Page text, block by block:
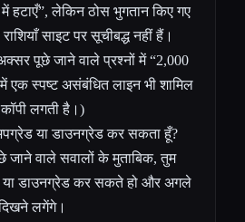
हटाएँ”, लेकिन ठोस भुगतान किए गए
साइट पर सूचीबद्ध नहीं हैं।
पूछे जाने वाले प्रश्नों में “2,000
एक स्पष्ट असंबंधित लाइन भी शामिल
लगती है।)
या डाउनग्रेड कर सकता हूँ?
वाले सवालों के मुताबिक, तुम
या डाउनग्रेड कर सकते हो और अगले
लगेंगे।